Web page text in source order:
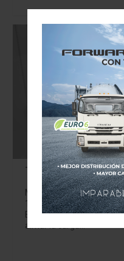
Trump Alivia Carga
Medida temporal
15% los aranceles
Estados Unidos,
aliviar la carga…